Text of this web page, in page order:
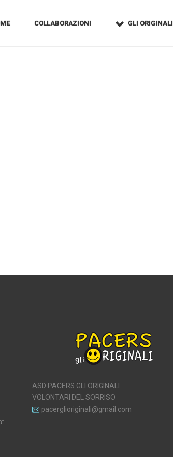
COLLABORAZIONI GLI ORIGINALI
ASD PACERS GLI ORIGINALI
VOLONTARI DEL SORRISO
pacerglioriginali@gmail.com